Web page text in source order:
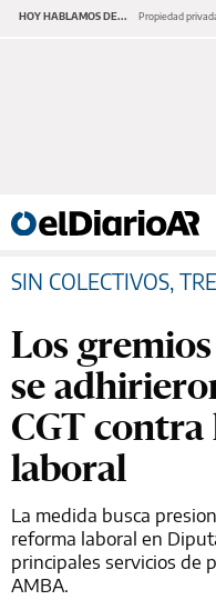
HOY HABLAMOS DE... Propiedad
SIN COLECTIVOS,
Los
se
CGT
laboral
La medida busca
reforma laboral en
principales servicios de
AMBA.